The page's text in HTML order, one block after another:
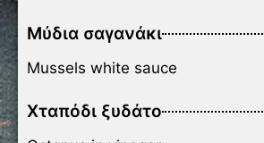
Μύδια σαγανάκι
Mussels white sauce
Χταπόδι ξυδάτο